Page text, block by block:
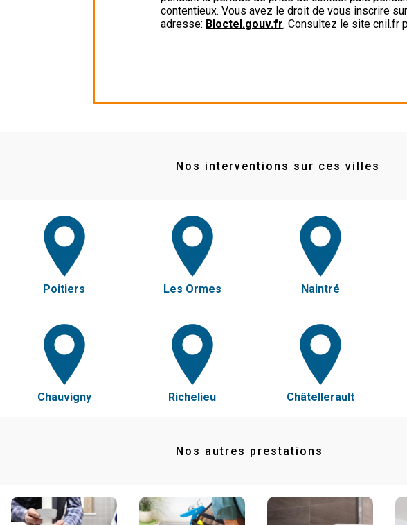
contentieux. Vous avez le droit de vous inscrire
adresse: Bloctel.gouv.fr. Consultez le site cnil.fr
Nos interventions sur ces villes
Poitiers Les Ormes Naintré
Chauvigny Richelieu Châtellerault
Nos autres prestations